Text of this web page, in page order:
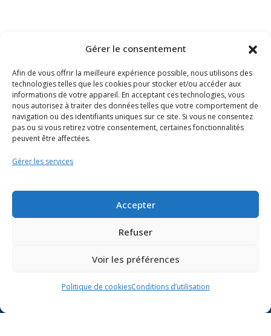
Gérer le consentement
Afin de vous offrir la meilleure expérience possible, nous utilisons des
technologies telles que les cookies pour stocker et/ou accéder aux
informations de votre appareil. En acceptant ces technologies, vous
nous autorisez à traiter des données telles que votre comportement de
navigation ou des identifiants uniques sur ce site. Si vous ne consentez
pas ou si vous retirez votre consentement, certaines fonctionnalités
peuvent être affectées.
Gérer les services
Accepter
Refuser
Voir les préférences
Politique de cookiesConditions d’utilisation
Soutien scolaire
Formation
ministère de l’Éducation sur